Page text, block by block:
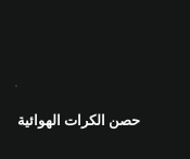
حصن الكرات الهوائية